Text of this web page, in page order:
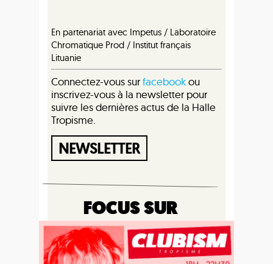
En partenariat avec Impetus / Laboratoire
Chromatique Prod / Institut français
Lituanie
Connectez-vous surfacebookou
inscrivez-vous à la newsletter pour
suivre les dernières actus de la Halle
Tropisme.
NEWSLETTER
FOCUS SUR